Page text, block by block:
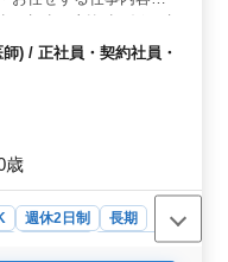
、賞与ありで安定
ります。
、歯科口腔外科、矯正歯
社会保険完備／完全週
勤OK シニア世代のご
) / 正社員・契約社員・
歳
週休2日制
長期
派遣社員